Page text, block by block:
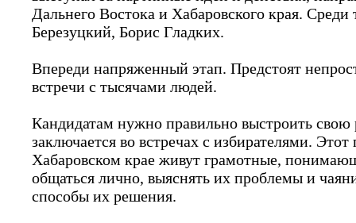
Дальнего Востока и Хабаровского края.
Березуцкий, Борис Гладких.
Впереди напряженный этап. Предстоят
встречи с тысячами людей.
Кандидатам нужно правильно выстроить свою
заключается во встречах с избирателями.
Хабаровском крае живут грамотные,
общаться лично, выяснять их проблемы и
способы их решения.